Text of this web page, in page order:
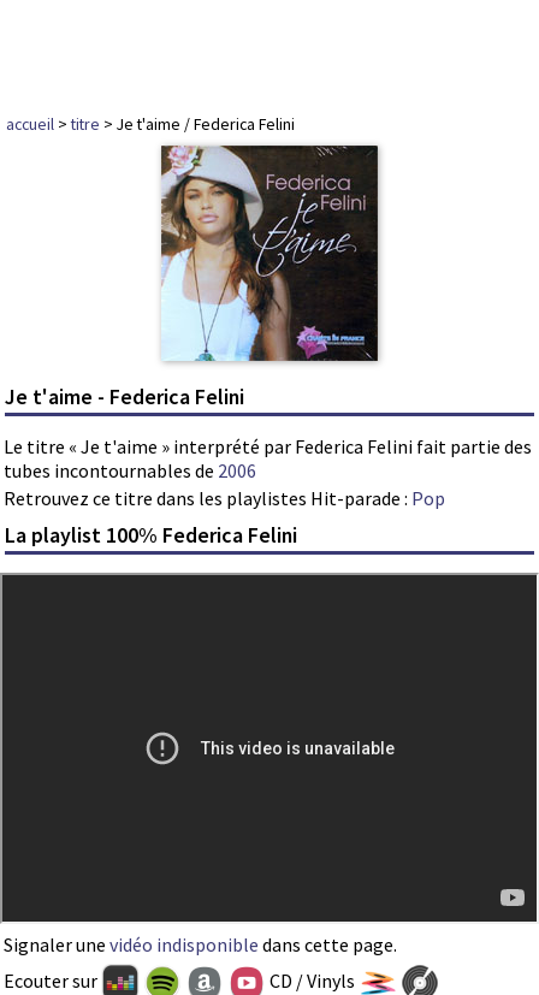
accueil >titre > Je t'aime / Federica Felini
Je t'aime - Federica Felini
Le titre « Je t'aime » interprété par Federica Felini fait partie des
tubes incontournables de 2006
Retrouvez ce titre dans les playlistes Hit-parade : Pop
La playlist 100% Federica Felini
Signaler une vidéo indisponible dans cette page.
Ecouter sur
CD / Vinyls